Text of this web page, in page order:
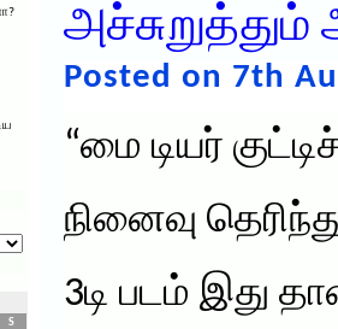
S
Posted on 7th
“மை டியர்
நினைவு
3டி படம் இது